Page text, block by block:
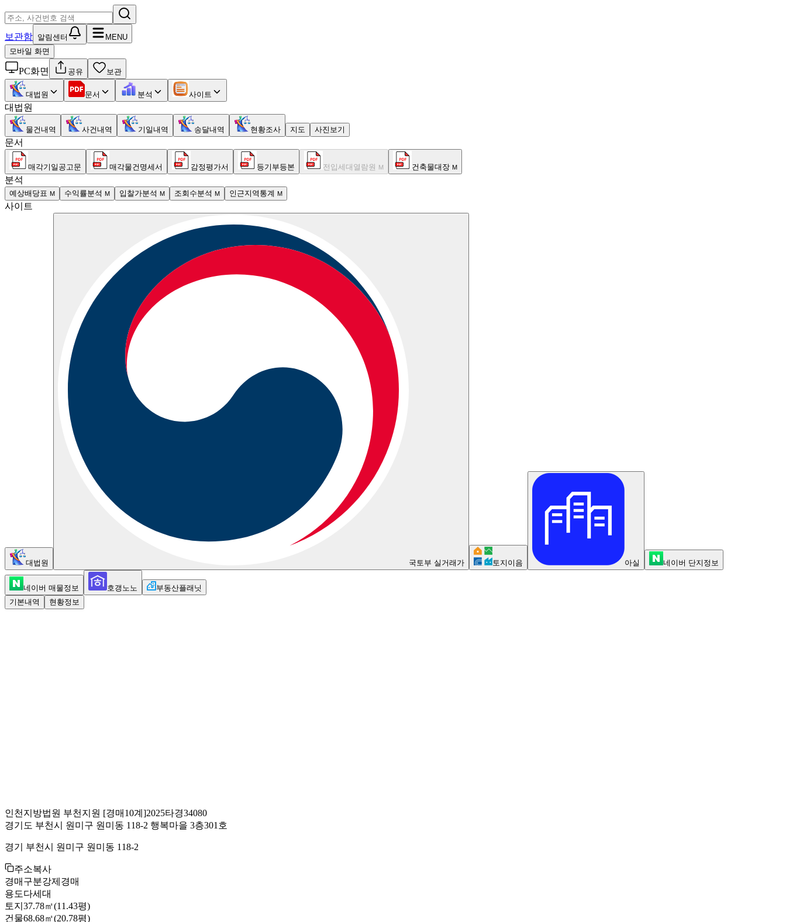
보관함 알림센터
MENU
모바일 화면
PC화면 공유 보관
대법원 문서 분석 사이트
대법원
물건내역 사건내역 기일내역 송달내역 현황조사 지도 사진보기
문서
매각기일공고문 매각물건명세서 감정평가서 등기부등본 전입세대열람원 M 건축물대장 M
분석
예상배당표 M 수익률분석 M 입찰가분석 M 조회수분석 M 인근지역통계 M
사이트
대법원 국토부 실거래가 토지이음 아실 네이버 단지정보
네이버 매물정보 호갱노노
부동산플래닛
기본내역
현황정보
인천지방법원 부천지원 [경매10계]2025타경34080
경기도 부천시 원미구 원미동 118-2 행복마을 3층301호
경기 부천시 원미구 원미동 118-2
주소복사
경매구분강제경매
용도다세대
토지 37.78㎡(11.43평)
건물68.68㎡(20.78평)